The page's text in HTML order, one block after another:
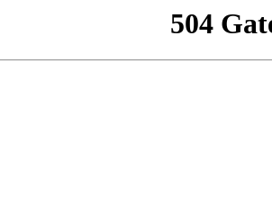
504